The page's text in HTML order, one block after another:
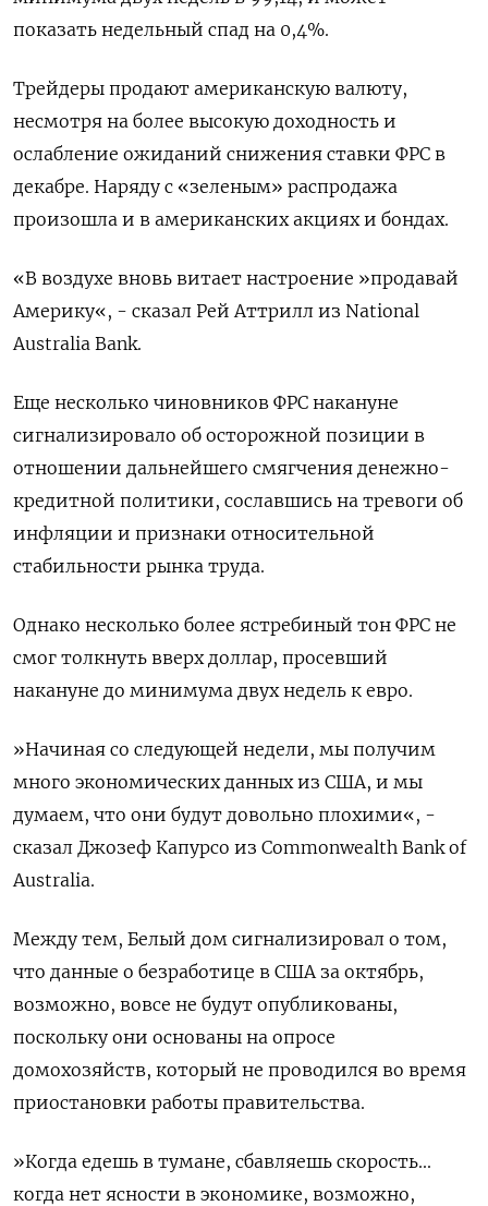
показать недельный спад на 0,4%.
Трейдеры продают американскую валюту,
несмотря на более высокую доходность и
ослабление ожиданий снижения ставки ФРС в
декабре. Наряду с «зеленым» распродажа
произошла и в американских акциях и бондах.
«В воздухе вновь витает настроение »продавай
Америку«, - сказал Рей Аттрилл из National
Australia Bank.
Еще несколько чиновников ФРС накануне
сигнализировало об осторожной позиции в
отношении дальнейшего смягчения денежно-
кредитной политики, сославшись на тревоги об
инфляции и признаки относительной
стабильности рынка труда.
Однако несколько более ястребиный тон ФРС не
смог толкнуть вверх доллар, просевший
накануне до минимума двух недель к евро.
»Начиная со следующей недели, мы получим
много экономических данных из США, и мы
думаем, что они будут довольно плохими«, -
сказал Джозеф Капурсо из Commonwealth Bank of
Australia.
Между тем, Белый дом сигнализировал о том,
что данные о безработице в США за октябрь,
возможно, вовсе не будут опубликованы,
поскольку они основаны на опросе
домохозяйств, который не проводился во время
приостановки работы правительства.
»Когда едешь в тумане, сбавляешь скорость...
когда нет ясности в экономике, возможно,